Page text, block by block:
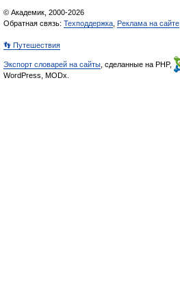
© Академик, 2000-2026
Обратная связь: Техподдержка Реклама на сайте
👣 Путешествия
Экспорт словарей на сайты , сделанные на PHP,
WordPress, MODx.